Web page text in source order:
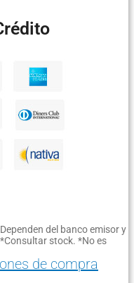
del banco emisor y
stock. *No es
de compra